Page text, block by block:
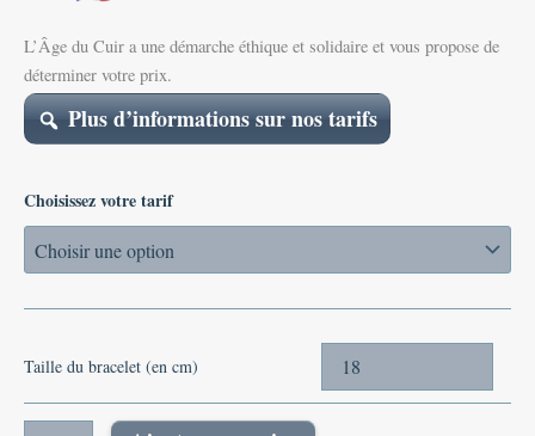
L’Âge du Cuir a une démarche éthique et solidaire et vous propose de
déterminer votre prix.
Plus d’informations sur nos tarifs
Choisissez votre tarif
Taille du bracelet (en cm)